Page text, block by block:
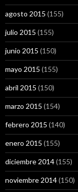
agosto 2015 (155)
julio 2015 (155)
junio 2015 (150)
mayo 2015 (155)
abril 2015 (150)
marzo 2015 (154)
febrero 2015 (140)
enero 2015 (155)
diciembre 2014(155)
noviembre 2014(150)